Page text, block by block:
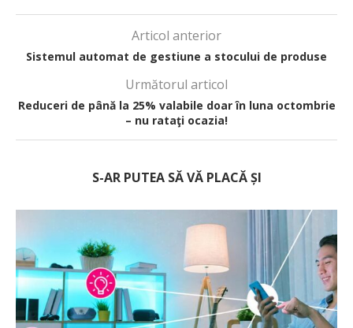
Articol anterior
Sistemul automat de gestiune a stocului de produse
Următorul articol
Reduceri de până la 25% valabile doar în luna octombrie
– nu rataţi ocazia!
S-AR PUTEA SĂ VĂ PLACĂ ȘI